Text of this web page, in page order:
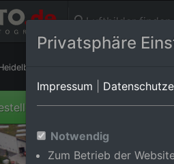
Luftbilder finden
Wieblingen
Privatsphäre
Impressum
Notwendig
Zum Betrieb der